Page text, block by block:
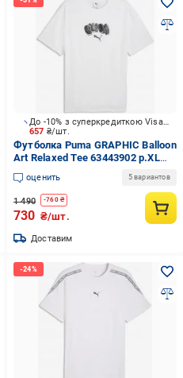
657 ₴/шт.
До -10% з суперкредиткою Visa Вигода
Футболка Puma GRAPHIC Balloon
Art Relaxed Tee 63443902 р.XL
белый
оценить 5 вариантов
1 490 -760₴
730 ₴/шт.
Доставим